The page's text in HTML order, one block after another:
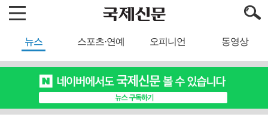
뉴스 스포츠·연예 오피니언 동영상